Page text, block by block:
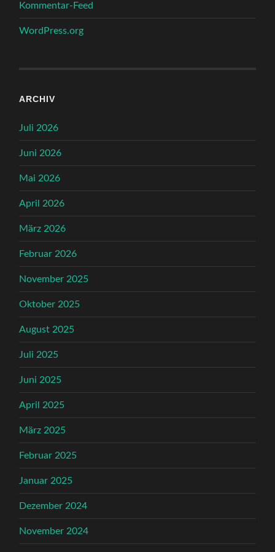
Kommentar-Feed
WordPress.org
ARCHIV
Juli 2026
Juni 2026
Mai 2026
April 2026
März 2026
Februar 2026
November 2025
Oktober 2025
August 2025
Juli 2025
Juni 2025
April 2025
März 2025
Februar 2025
Januar 2025
Dezember 2024
November 2024